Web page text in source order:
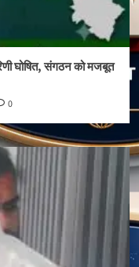
घोषित, संगठन को मजबूत
0